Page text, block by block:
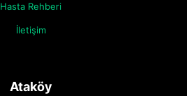
Hasta Rehberi
İletişim
Ataköy